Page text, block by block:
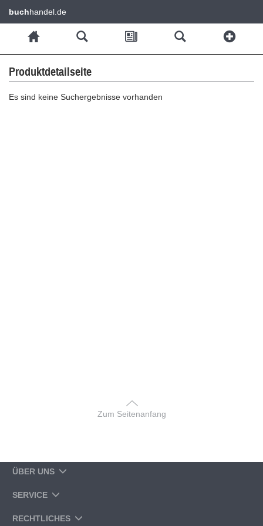
buchhandel.de
Produktdetailseite
Es sind keine Suchergebnisse vorhanden
Zum Seitenanfang
ÜBER UNS
SERVICE
RECHTLICHES